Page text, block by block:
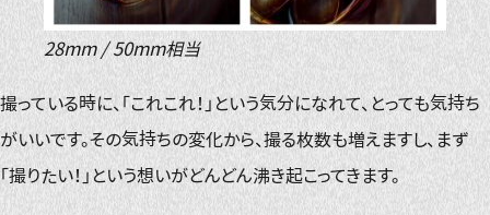
28mm / 50mm相当
撮っている時に、「これこれ！」という気分になれて、とっても気持ち
がいいです。その気持ちの変化から、撮る枚数も増えますし、まず
「撮りたい！」という想いがどんどん沸き起こってきます。